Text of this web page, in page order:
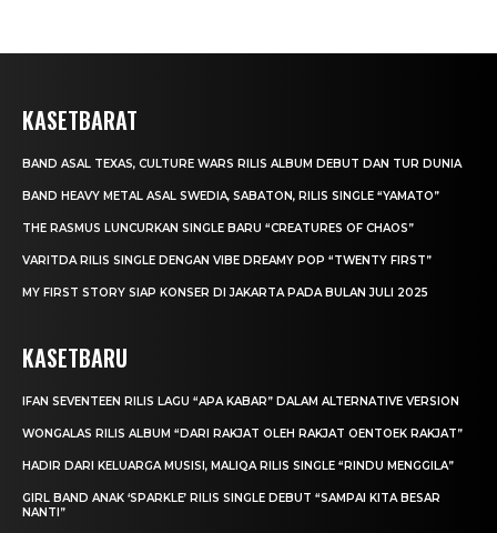
KASETBARAT
BAND ASAL TEXAS, CULTURE WARS RILIS ALBUM DEBUT DAN TUR DUNIA
BAND HEAVY METAL ASAL SWEDIA, SABATON, RILIS SINGLE “YAMATO”
THE RASMUS LUNCURKAN SINGLE BARU “CREATURES OF CHAOS”
VARITDA RILIS SINGLE DENGAN VIBE DREAMY POP “TWENTY FIRST”
MY FIRST STORY SIAP KONSER DI JAKARTA PADA BULAN JULI 2025
KASETBARU
IFAN SEVENTEEN RILIS LAGU “APA KABAR” DALAM ALTERNATIVE VERSION
WONGALAS RILIS ALBUM “DARI RAKJAT OLEH RAKJAT OENTOEK RAKJAT”
HADIR DARI KELUARGA MUSISI, MALIQA RILIS SINGLE “RINDU MENGGILA”
GIRL BAND ANAK ‘SPARKLE’ RILIS SINGLE DEBUT “SAMPAI KITA BESAR
NANTI”